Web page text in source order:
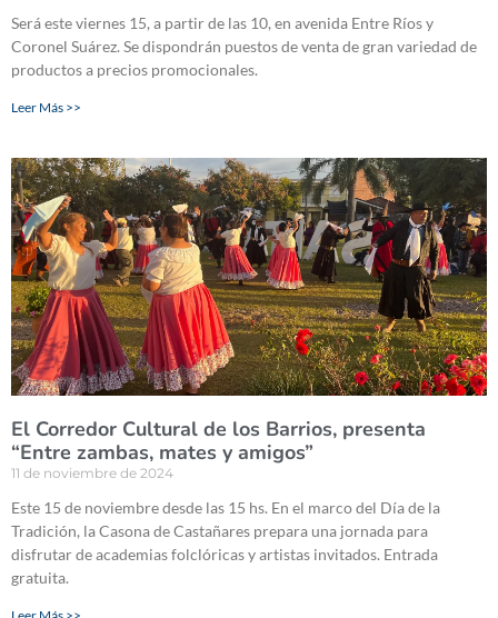
Será este viernes 15, a partir de las 10, en avenida Entre Ríos y
Coronel Suárez. Se dispondrán puestos de venta de gran variedad de
productos a precios promocionales.
Leer Más >>
El Corredor Cultural de los Barrios, presenta
“Entre zambas, mates y amigos”
11 de noviembre de 2024
Este 15 de noviembre desde las 15 hs. En el marco del Día de la
Tradición, la Casona de Castañares prepara una jornada para
disfrutar de academias folclóricas y artistas invitados. Entrada
gratuita.